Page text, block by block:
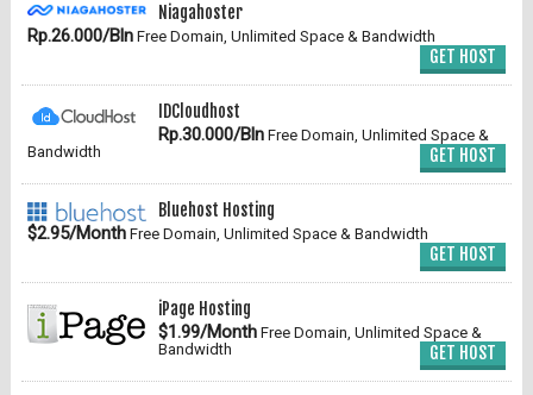
Niagahoster
Rp.26.000/BlnFree Domain, Unlimited Space & Bandwidth
GET HOST
IDCloudhost
Rp.30.000/BlnFree Domain, Unlimited Space &
Bandwidth
GET HOST
Bluehost Hosting
$2.95/MonthFree Domain, Unlimited Space & Bandwidth
GET HOST
iPage Hosting
$1.99/MonthFree Domain, Unlimited Space &
Bandwidth
GET HOST